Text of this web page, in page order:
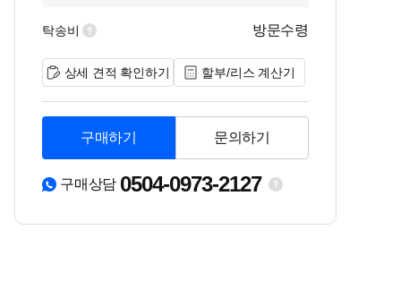
탁송비 방문수령
상세 견적 확인하기 할부/리스 계산기
구매하기 문의하기
구매상담 0504-0973-2127